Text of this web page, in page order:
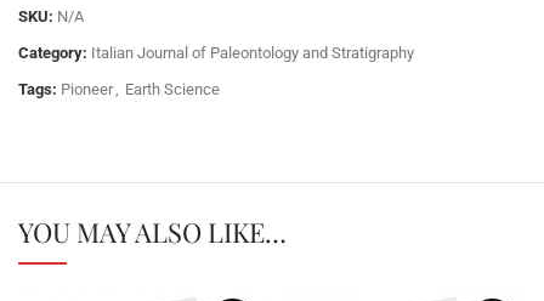
SKU: N/A
Category: Italian Journal of Paleontology and Stratigraphy
Tags: Pioneer Earth Science
YOU MAY ALSO LIKE…